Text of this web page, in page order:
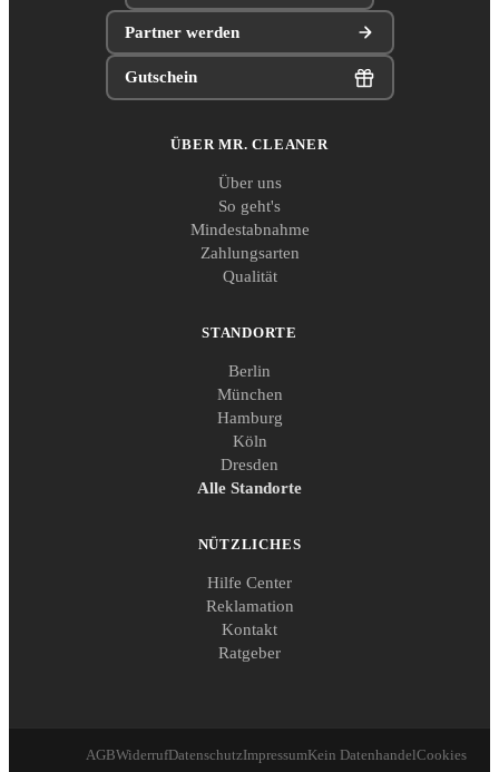
Partner werden
Gutschein
ÜBER MR. CLEANER
Über uns
So geht's
Mindestabnahme
Zahlungsarten
Qualität
STANDORTE
Berlin
München
Hamburg
Köln
Dresden
Alle Standorte
NÜTZLICHES
Hilfe Center
Reklamation
Kontakt
Ratgeber
AGBWiderrufDatenschutzImpressumKein DatenhandelCookies